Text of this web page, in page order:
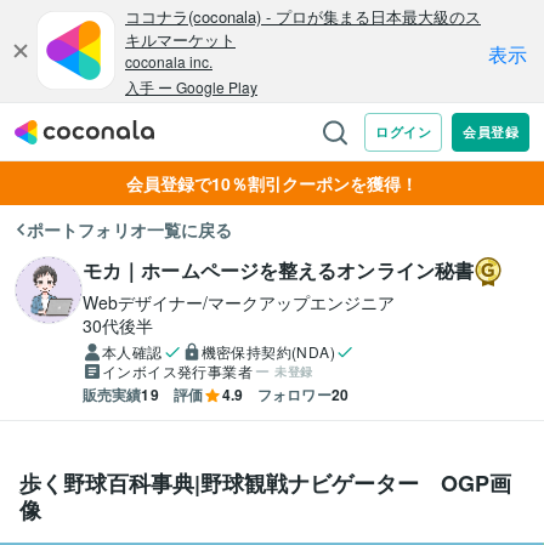
会員登録で10％割引クーポンを獲得！
ポートフォリオ一覧に戻る
モカ｜ホームページを整えるオンライン秘書
Webデザイナー/マークアップエンジニア
30代後半
本人確認
機密保持契約(NDA)
インボイス発行事業者
未登録
販売実績19 評価 4.9 フォロワー20
歩く野球百科事典|野球観戦ナビゲーター OGP画
像